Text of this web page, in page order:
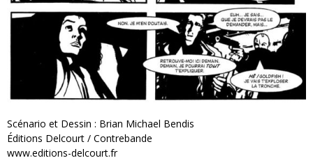
Scénario et Dessin : Brian Michael Bendis
Éditions Delcourt / Contrebande
www.editions-delcourt.fr